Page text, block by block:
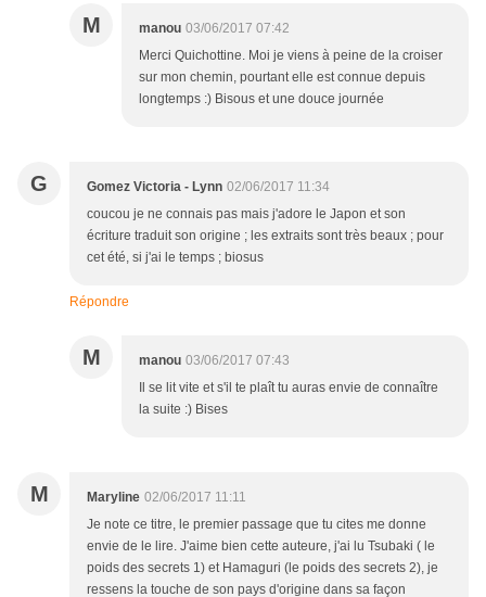
M manou 03/06/2017 07:42
Merci Quichottine. Moi je viens à peine de la croiser
sur mon chemin, pourtant elle est connue depuis
longtemps :) Bisous et une douce journée
G Gomez Victoria - Lynn 02/06/2017 11:34
coucou je ne connais pas mais j'adore le Japon et son
écriture traduit son origine ; les extraits sont très beaux ; pour
cet été, si j'ai le temps ; biosus
Répondre
M manou 03/06/2017 07:43
Il se lit vite et s'il te plaît tu auras envie de connaître
la suite :) Bises
M Maryline 02/06/2017 11:11
Je note ce titre, le premier passage que tu cites me donne
envie de le lire. J'aime bien cette auteure, j'ai lu Tsubaki ( le
poids des secrets 1) et Hamaguri (le poids des secrets 2), je
ressens la touche de son pays d'origine dans sa façon